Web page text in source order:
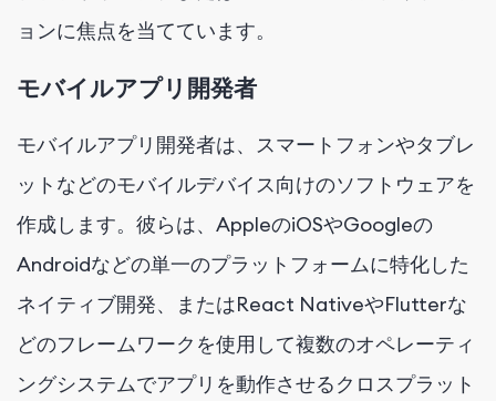
ョンに焦点を当てています。
モバイルアプリ開発者
モバイルアプリ開発者は、スマートフォンやタブレ
ットなどのモバイルデバイス向けのソフトウェアを
作成します。彼らは、AppleのiOSやGoogleの
Androidなどの単一のプラットフォームに特化した
ネイティブ開発、またはReact NativeやFlutterな
どのフレームワークを使用して複数のオペレーティ
ングシステムでアプリを動作させるクロスプラット